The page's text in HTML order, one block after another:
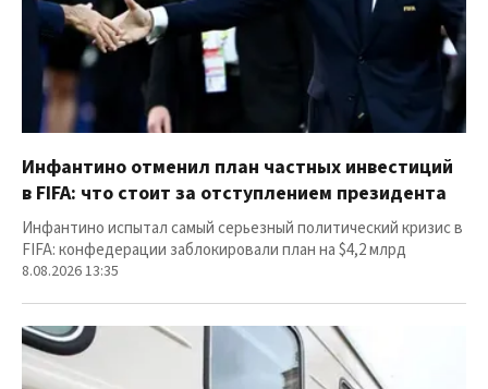
Инфантино отменил план частных инвестиций
в FIFA: что стоит за отступлением президента
Инфантино испытал самый серьезный политический кризис в
FIFA: конфедерации заблокировали план на $4,2 млрд
8.08.2026 13:35